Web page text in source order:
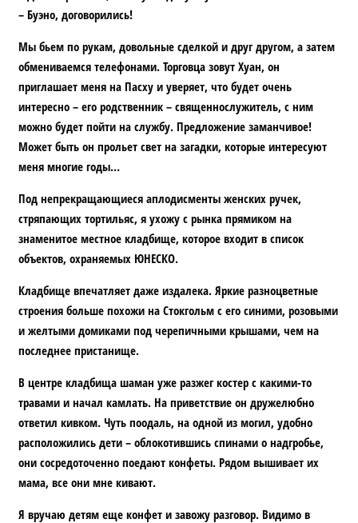
– Буэно, договорились!
Мы бьем по рукам, довольные сделкой и друг другом, а затем
обмениваемся телефонами. Торговца зовут Хуан, он
приглашает меня на Пасху и уверяет, что будет очень
интересно – его родственник – священнослужитель, с ним
можно будет пойти на службу. Предложение заманчивое!
Может быть он прольет свет на загадки, которые интересуют
меня многие годы…
Под непрекращающиеся аплодисменты женских ручек,
стряпающих тортильяс, я ухожу с рынка прямиком на
знаменитое местное кладбище, которое входит в список
объектов, охраняемых ЮНЕСКО.
Кладбище впечатляет даже издалека. Яркие разноцветные
строения больше похожи на Стокгольм с его синими, розовыми
и желтыми домиками под черепичными крышами, чем на
последнее пристанище.
В центре кладбища шаман уже разжег костер с какими-то
травами и начал камлать. На приветствие он дружелюбно
ответил кивком. Чуть поодаль, на одной из могил, удобно
расположились дети – облокотившись спинами о надгробье,
они сосредоточенно поедают конфеты. Рядом вышивает их
мама, все они мне кивают.
Я вручаю детям еще конфет и завожу разговор. Видимо в